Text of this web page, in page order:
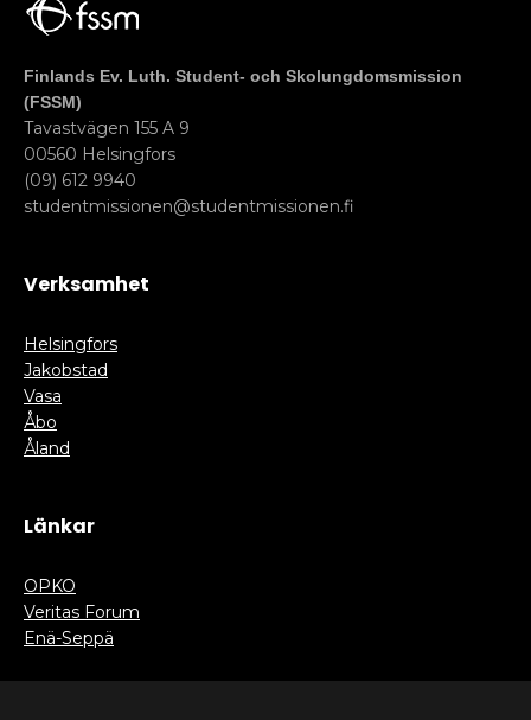
Finlands Ev. Luth. Student- och Skolungdomsmission
(FSSM)
Tavastvägen 155 A 9
00560 Helsingfors
(09) 612 9940
studentmissionen@studentmissionen.fi
Verksamhet
Helsingfors
Jakobstad
Vasa
Åbo
Åland
Länkar
OPKO
Veritas Forum
Enä-Seppä